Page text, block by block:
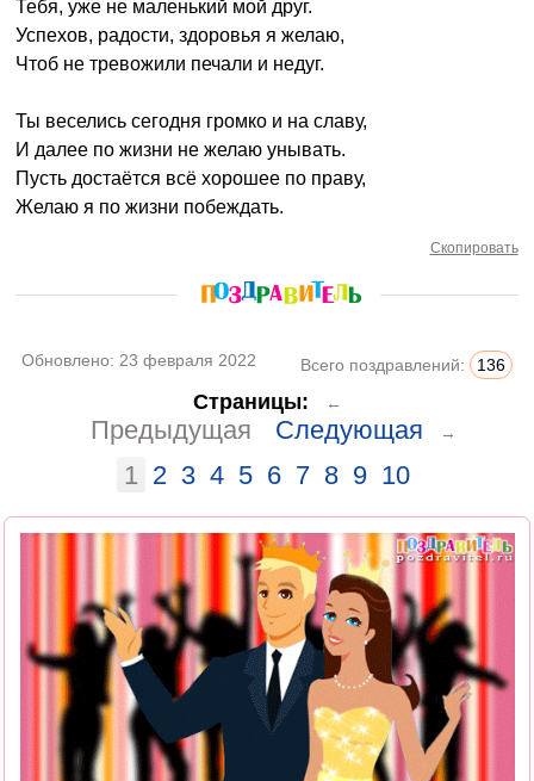
Тебя, уже не маленький мой друг.
Успехов, радости, здоровья я желаю,
Чтоб не тревожили печали и недуг.
Ты веселись сегодня громко и на славу,
И далее по жизни не желаю унывать.
Пусть достаётся всё хорошее по праву,
Желаю я по жизни побеждать.
Скопировать
Обновлено: 23 февраля 2022 Всего поздравлений: 136
Страницы: ←
Предыдущая Следующая →
1 2 3 4 5 6 7 8 9 10